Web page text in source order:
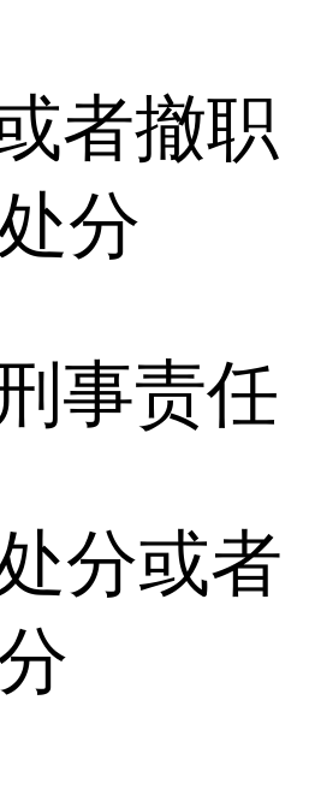
者撤职
分
事责任
分或者